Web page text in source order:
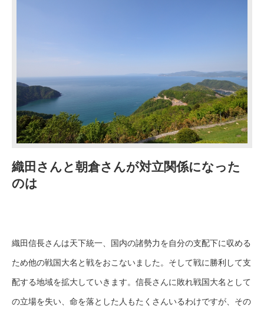
織田さんと朝倉さんが対立関係になった
のは
織田信長さんは天下統一、国内の諸勢力を自分の支配下に収める
ため他の戦国大名と戦をおこないました。そして戦に勝利して支
配する地域を拡大していきます。信長さんに敗れ戦国大名として
の立場を失い、命を落とした人もたくさんいるわけですが、その